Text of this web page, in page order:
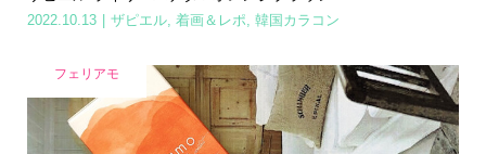
2022.10.13 ザピエル, 着画＆レポ 韓国カラコン
フェリアモ